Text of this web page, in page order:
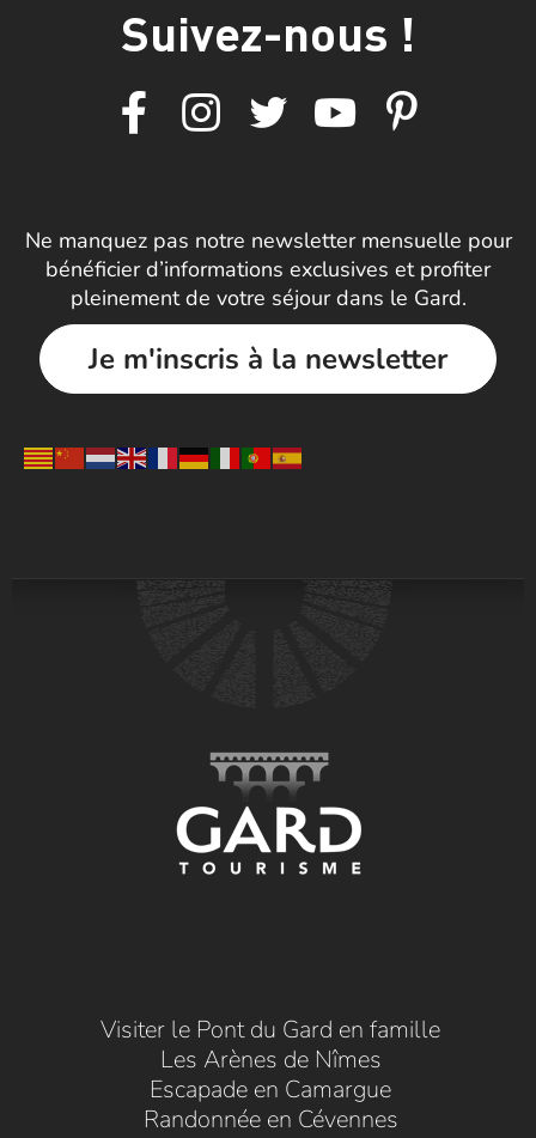
Suivez-nous !
Ne manquez pas notre newsletter mensuelle pour
bénéficier d’informations exclusives et profiter
pleinement de votre séjour dans le Gard.
Je m'inscris à la newsletter
Visiter le Pont du Gard en famille
Les Arènes de Nîmes
Escapade en Camargue
Randonnée en Cévennes